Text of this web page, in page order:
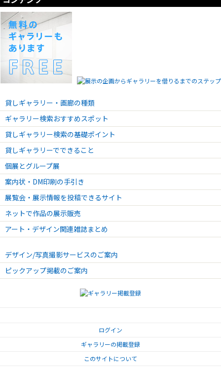
貸しギャラリー・画廊の種類
ギャラリー検索おすすめスポット
貸しギャラリー検索の基礎ポイント
貸しギャラリーでできること
個展とグループ展
案内状・DM印刷の手引き
展覧会・展示情報を投稿できるサイト
ネットで作品の展示販売
アート・デザイン関連雑誌まとめ
デザイン/写真撮影サービスのご案内
ピックアップ掲載のご案内
ログイン
ギャラリーの掲載登録
このサイトについて